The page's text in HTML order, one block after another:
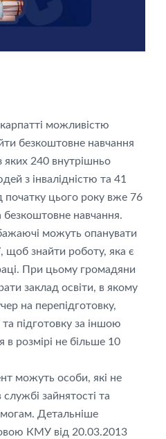
можливістю
безкоштовне навчання
яких 240 внутрішньо
з інвалідністю та 41
початку цього року вже 76
безкоштовне навчання.
можуть опанувати
щоб знайти роботу, яка є
При цьому громадяни
заклад освіти, в якому
на перепідготовку,
та підготовку за іншою
в розмірі не більше 10
можуть особи, які не
зайнятості та
Детальніше
КМУ від 20.03.2013